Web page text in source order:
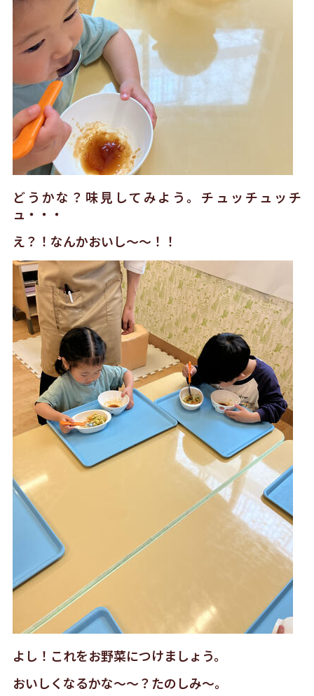
どうかな？味見してみよう。チュッチュッチ
ュ・・・
え？！なんかおいし〜〜！！
よし！これをお野菜につけましょう。
おいしくなるかな〜〜？たのしみ〜。